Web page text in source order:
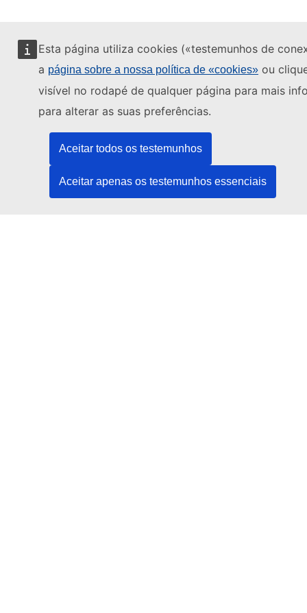
Esta página utiliza cookies («testemunhos de
a página sobre a nossa política de «cookies» ou
visível no rodapé de qualquer página para mais
para alterar as suas preferências.
Aceitar todos os testemunhos
Aceitar apenas os testemunhos essenciais
(c) 2026, eu | academy
Central de Ajuda Aviso de Privacidade
Declaração de Acessibilidade